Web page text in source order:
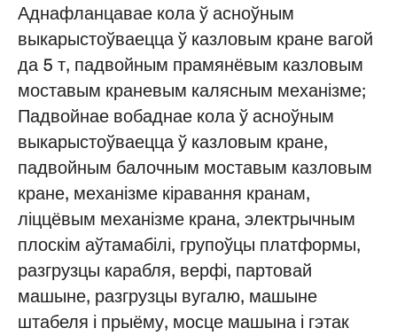
Аднафланцавае кола ў асноўным
выкарыстоўваецца ў казловым кране вагой
да 5 т, падвойным прамянёвым казловым
моставым краневым калясным механізме;
Падвойнае вобаднае кола ў асноўным
выкарыстоўваецца ў казловым кране,
падвойным балочным моставым казловым
кране, механізме кіравання кранам,
ліццёвым механізме крана, электрычным
плоскім аўтамабілі, групоўцы платформы,
разгрузцы карабля, верфі, партовай
машыне, разгрузцы вугалю, машыне
штабеля і прыёму, мосце машына і гэтак